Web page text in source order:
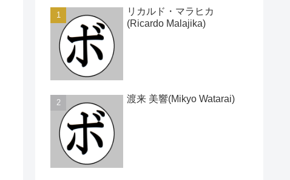
リカルド・マラヒカ
(Ricardo Malajika)
渡来 美響(Mikyo Watarai)